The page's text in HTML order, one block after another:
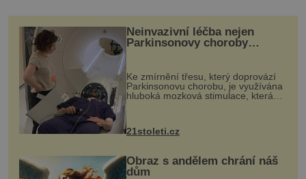
Neinvazivní léčba nejen
Parkinsonovy choroby
Ke zmírnění třesu, který doprovází
Parkinsonovu chorobu, je využívána
hluboká mozková stimulace, která
však vyžaduje vysoce invazivní
k dostatečně přesnému zacílení ...
21stoleti.cz
Obraz s andělem chrání náš
dům